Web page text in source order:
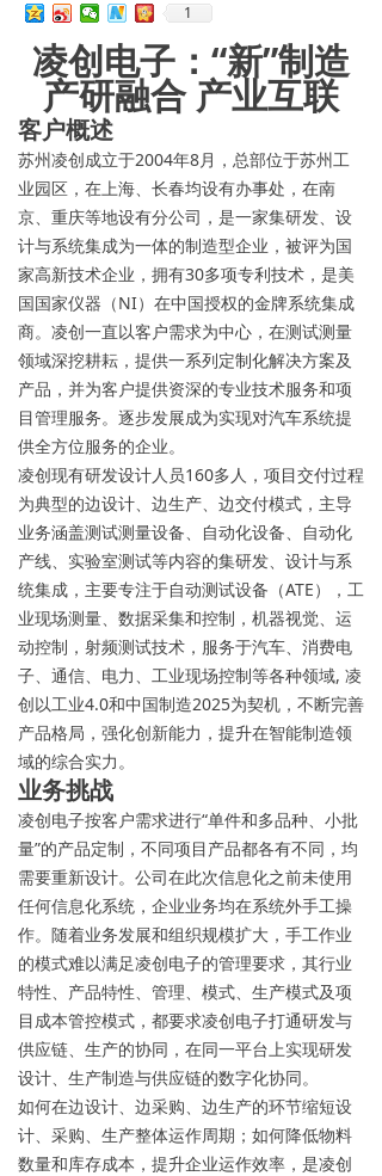
凌创电子：“新”制造
产研融合 产业互联
客户概述
苏州凌创成立于2004年8月，总部位于苏州工
业园区，在上海、长春均设有办事处，在南
京、重庆等地设有分公司，是一家集研发、设
计与系统集成为一体的制造型企业，被评为国
家高新技术企业，拥有30多项专利技术，是美
国国家仪器（NI）在中国授权的金牌系统集成
商。凌创一直以客户需求为中心，在测试测量
领域深挖耕耘，提供一系列定制化解决方案及
产品，并为客户提供资深的专业技术服务和项
目管理服务。逐步发展成为实现对汽车系统提
供全方位服务的企业。
凌创现有研发设计人员160多人，项目交付过程
为典型的边设计、边生产、边交付模式，主导
业务涵盖测试测量设备、自动化设备、自动化
产线、实验室测试等内容的集研发、设计与系
统集成，主要专注于自动测试设备（ATE），工
业现场测量、数据采集和控制，机器视觉、运
动控制，射频测试技术，服务于汽车、消费电
子、通信、电力、工业现场控制等各种领域, 凌
创以工业4.0和中国制造2025为契机，不断完善
产品格局，强化创新能力，提升在智能制造领
域的综合实力。
业务挑战
凌创电子按客户需求进行“单件和多品种、小批
量”的产品定制，不同项目产品都各有不同，均
需要重新设计。公司在此次信息化之前未使用
任何信息化系统，企业业务均在系统外手工操
作。随着业务发展和组织规模扩大，手工作业
的模式难以满足凌创电子的管理要求，其行业
特性、产品特性、管理、模式、生产模式及项
目成本管控模式，都要求凌创电子打通研发与
供应链、生产的协同，在同一平台上实现研发
设计、生产制造与供应链的数字化协同。
如何在边设计、边采购、边生产的环节缩短设
计、采购、生产整体运作周期；如何降低物料
数量和库存成本，提升企业运作效率，是凌创
1